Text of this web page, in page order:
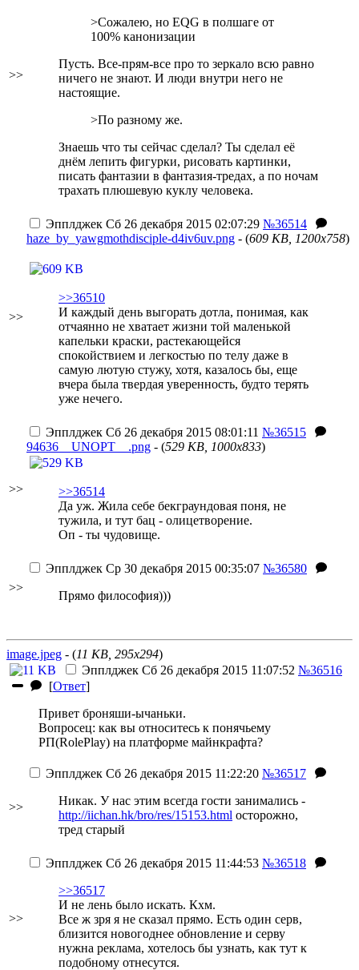
>>
>Сожалею, но EQG в полшаге от
100% канонизации
Пусть. Все-прям-все про то зеркало всю равно
ничего не знают. И люди внутри него не
настоящие.
>По разному же.
Знаешь что ты сейчас сделал? Ты сделал её
днём лепить фигурки, рисовать картинки,
писать фантазии в фантазия-тредах, а по ночам
трахать плюшевую куклу человека.
>>
Эпплджек Сб 26 декабря 2015 02:07:29 №36514
haze_by_yawgmothdisciple-d4iv6uv.png - (609 KB, 1200x758)
>>36510
И каждый день выгорать дотла, понимая, как
отчаянно не хватает жизни той маленькой
капельки краски, растекающейся
спокойствием и легкостью по телу даже в
самую лютую стужу, хотя, казалось бы, еще
вчера была твердая уверенность, будто терять
уже нечего.
>>
Эпплджек Сб 26 декабря 2015 08:01:11 №36515
94636__UNOPT__.png - (529 KB, 1000x833)
>>36514
Да уж. Жила себе бекграундовая поня, не
тужила, и тут бац - олицетворение.
Оп - ты чудовище.
>>
Эпплджек Ср 30 декабря 2015 00:35:07 №36580
Прямо философия)))
image.jpeg - (11 KB, 295x294)
Эпплджек Сб 26 декабря 2015 11:07:52 №36516
[Ответ]
Привет броняши-ычаньки.
Вопросец: как вы относитесь к понячьему
РП(RolePlay) на платформе майнкрафта?
>>
Эпплджек Сб 26 декабря 2015 11:22:20 №36517
Никак. У нас этим всегда гости занимались -
http://iichan.hk/bro/res/15153.html осторожно,
тред старый
>>
Эпплджек Сб 26 декабря 2015 11:44:53 №36518
>>36517
И не лень было искать. Кхм.
Все ж зря я не сказал прямо. Есть один серв,
близится новогоднее обновление и серву
нужна реклама, хотелось бы узнать, как тут к
подобному отнесутся.